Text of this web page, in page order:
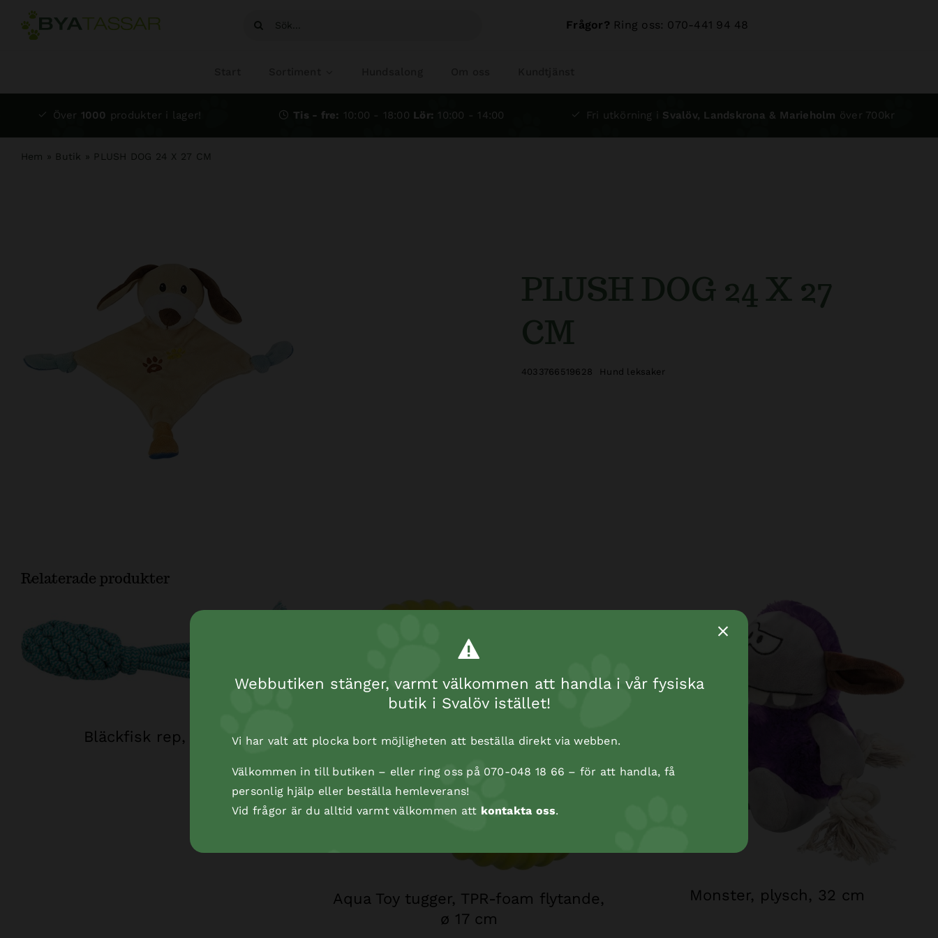
Fortsätt
Sök
Frågor? Ring oss: 070-441 94 48
Över 1000 produkter i lager! Tis - fre: 10:00 - 18:00 Lör: 10:00 - 14:00 Fri utkörning i Svalöv, Landskrona & Marieholm över 700kr
Hem » Butik » PLUSH DOG 24 X 27 CM
PLUSH DOG 24 X 27
CM
4033766519628 Hund leksaker
Relaterade produkter
Bläckfisk rep, 35 cm
Aqua Toy tugger, TPR-foam flytande,
ø 17 cm
Monster, plysch, 32 cm
Webbutiken stänger, varmt välkommen att handla i vår fysiska
butik i Svalöv istället!
Vi har valt att plocka bort möjligheten att beställa direkt via webben.
Välkommen in till butiken – eller ring oss på 070-048 18 66 – för att handla, få
personlig hjälp eller beställa hemleverans!
Vid frågor är du alltid varmt välkommen att kontakta oss.